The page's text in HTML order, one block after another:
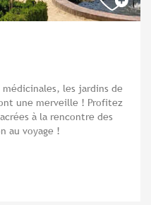
les jardins de
une merveille ! Profitez
à la rencontre des
au voyage !